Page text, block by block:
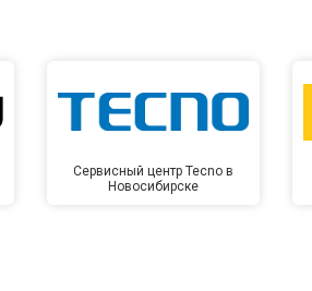
Сервисный центр Tecno в
Новосибирске